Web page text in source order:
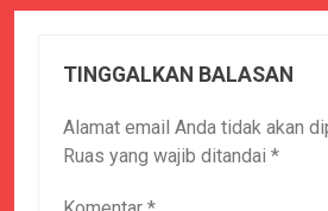
TINGGALKAN BALASAN
Alamat email Anda tidak akan
Ruas yang wajib ditandai *